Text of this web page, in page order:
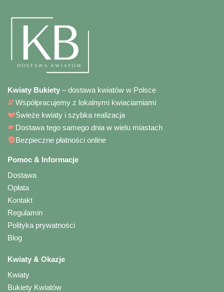
Kwiaty Bukiety – dostawa kwiatów w Polsce
Współpracujemy z lokalnymi kwiaciarniami
Świeże kwiaty i szybka realizacja
Dostawa tego samego dnia w wielu miastach
Bezpieczne płatności online
Pomoc & Informacje
Dostawa
Opłata
Kontakt
Regulamin
Polityka prywatności
Blog
Kwiaty & Okazje
Kwiaty
Bukiety Kwiatów